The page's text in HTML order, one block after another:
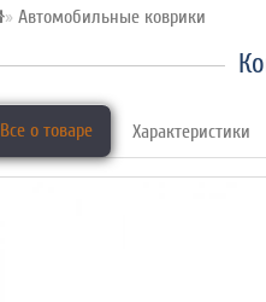
Автомобильные коврики
Все о товаре Характеристики